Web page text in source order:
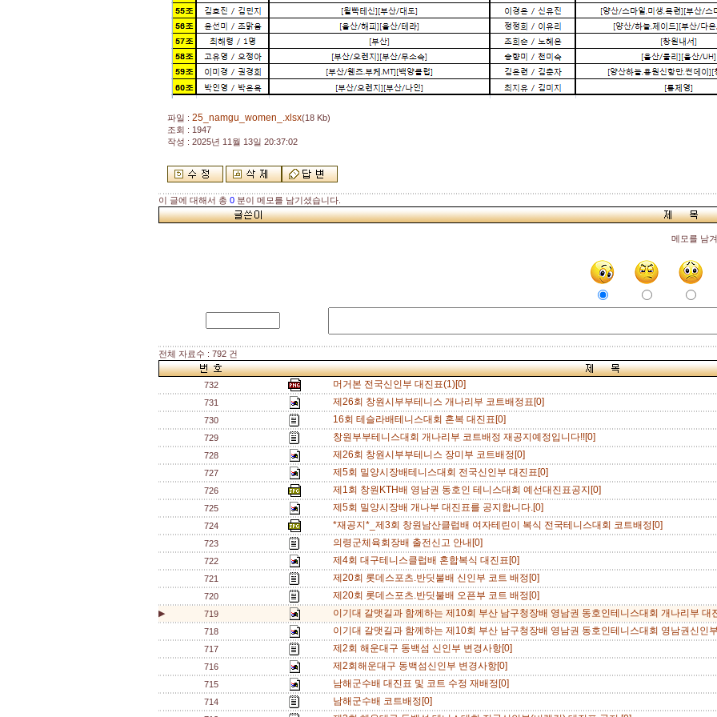
파일 : 25_namgu_women_.xlsx(18 Kb)
조회 : 1947
작성 : 2025년 11월 13일 20:37:02
이 글에 대해서 총 0 분이 메모를 남기셨습니다.
메모를 남
전체 자료수 : 792 건
732 머거본 전국신인부 대진표(1)[0]
731 제26회 창원시부부테니스 개나리부 코트배정표[0]
730 16회 테슬라배테니스대회 혼복 대진표[0]
729 창원부부테니스대회 개나리부 코트배정 재공지예정입니다!![0]
728 제26회 창원시부부테니스 장미부 코트배정[0]
727 제5회 밀양시장배테니스대회 전국신인부 대진표[0]
726 제1회 창원KTH배 영남권 동호인 테니스대회 예선대진표공지[0]
725 제5회 밀양시장배 개나부 대진표를 공지합니다.[0]
724 *재공지*_제3회 창원남산클럽배 여자테린이 복식 전국테니스대회 코트배정[0]
723 의령군체육회장배 출전신고 안내[0]
722 제4회 대구테니스클럽배 혼합복식 대진표[0]
721 제20회 롯데스포츠.반딧불배 신인부 코트 배정[0]
720 제20회 롯데스포츠.반딧불배 오픈부 코트 배정[0]
▶ 719 이기대 갈맷길과 함께하는 제10회 부산 남구청장배 영남권 동호인테니스대회 개나리부 대
718 이기대 갈맷길과 함께하는 제10회 부산 남구청장배 영남권 동호인테니스대회 영남권신인
717 제2회 해운대구 동백섬 신인부 변경사항[0]
716 제2회해운대구 동백섬신인부 변경사항[0]
715 남해군수배 대진표 및 코트 수정 재배정[0]
714 남해군수배 코트배정[0]